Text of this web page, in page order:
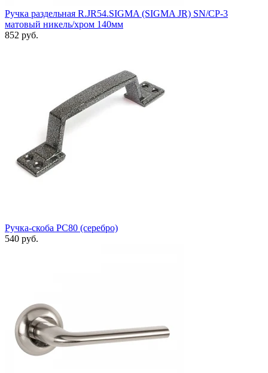
Ручка раздельная R.JR54.SIGMA (SIGMA JR) SN/CP-3
матовый никель/хром 140мм
852 руб.
Ручка-скоба РС80 (серебро)
540 руб.